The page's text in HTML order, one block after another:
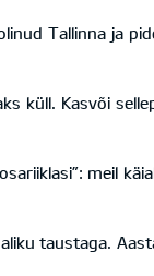
Tallinna ja
küll. Kasvõi
meil
taustaga.